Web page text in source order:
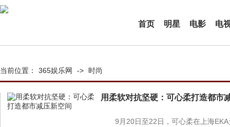
首页 明星 电影 电
当前位置： 365娱乐网 -> 时尚
用柔软对抗坚硬：可心柔打造都市
9月20日至22日，可心柔在上海